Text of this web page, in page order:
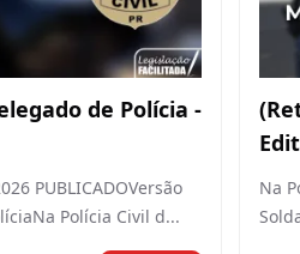
de Polícia -
PUBLICADOVersão
Polícia Civil d...
Na